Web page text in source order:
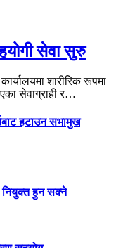
सेवा सुरु
शारीरिक रूपमा
सेवाग्राही र…
हटाउन सभामुख
नियुक्त हुन सक्ने